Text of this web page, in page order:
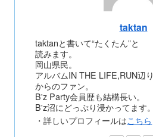
taktan
taktanと書いて“たくたん”と
読みます。
岡山県民。
アルバムIN THE LIFE,RUN辺り
からのファン。
B'z Party会員歴も結構長い。
B'z沼にどっぷり浸かってます。
・詳しいプロフィールはこちら